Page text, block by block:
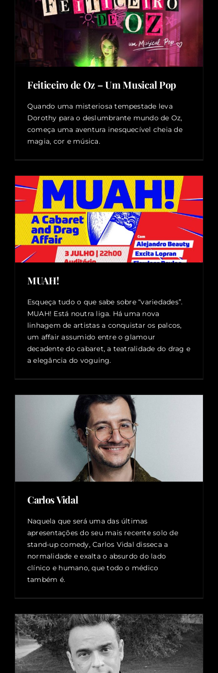
Feiticeiro de Oz – Um Musical Pop
Quando uma misteriosa tempestade leva
Dorothy para o deslumbrante mundo de Oz,
começa uma aventura inesquecível cheia de
magia, cor e música.
MUAH!
Esqueça tudo o que sabe sobre “variedades”.
MUAH! Está noutra liga. Há uma nova
linhagem de artistas a conquistar os palcos,
um affair assumido entre o glamour
decadente do cabaret, a teatralidade do drag e
a elegância do voguing.
Carlos Vidal
Naquela que será uma das últimas
apresentações do seu mais recente solo de
stand-up comedy, Carlos Vidal disseca a
normalidade e exalta o absurdo do lado
clínico e humano, que todo o médico
também é.